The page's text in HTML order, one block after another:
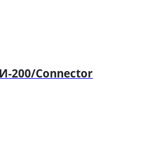
200/Connector